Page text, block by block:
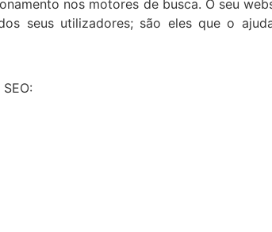
nos motores de busca. O seu
seus utilizadores; são eles que o